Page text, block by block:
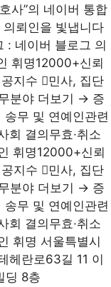
사”의 네이버 통합
뢰인을 빛냅니다
네이버 블로그 의
휘명12000+신뢰
지수 민사, 집단
분야 더보기 → 증
무 및 연예인관련
회 결의무효·취소
휘명12000+신뢰
지수 민사, 집단
분야 더보기 → 증
무 및 연예인관련
회 결의무효·취소
휘명 서울특별시
헤란로63길 11 이
딩 8층